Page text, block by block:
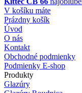
V košíku máte
Prázdny košík
Úvod
O nás
Kontakt
Obchodné podmienky
Podmienky E-shop
Produkty
Glazúry